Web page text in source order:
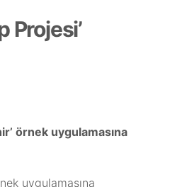
Projesi’
örnek uygulamasına
uygulamasına